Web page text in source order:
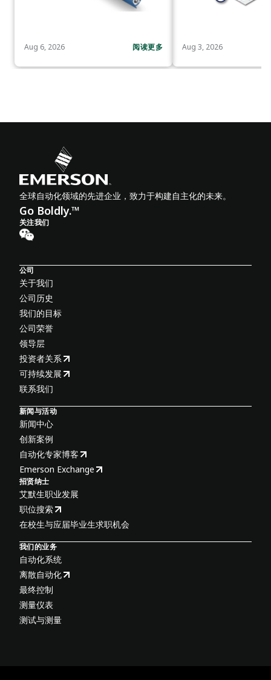
Aug 6, 2026 阅读更多 Aug 3, 2026
全球自动化领域的先进企业，致力于构建自主化的未来。
Go Boldly.™
关注我们
公司
关于我们
公司历史
我们的目标
公司荣誉
领导层
投资者关系
可持续发展
联系我们
新闻与活动
新闻中心
创新案例
自动化专家博客
Emerson Exchange
招贤纳士
艾默生职业发展
职位搜索
在校生与应届毕业生求职机会
我们的业务
自动化系统
离散自动化
最终控制
测量仪表
测试与测量